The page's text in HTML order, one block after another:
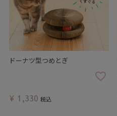
ドーナツ型つめとぎ
¥ 1,330 税込